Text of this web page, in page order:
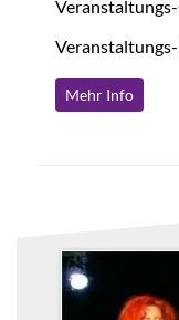
Veranstaltungs-
Mehr Info